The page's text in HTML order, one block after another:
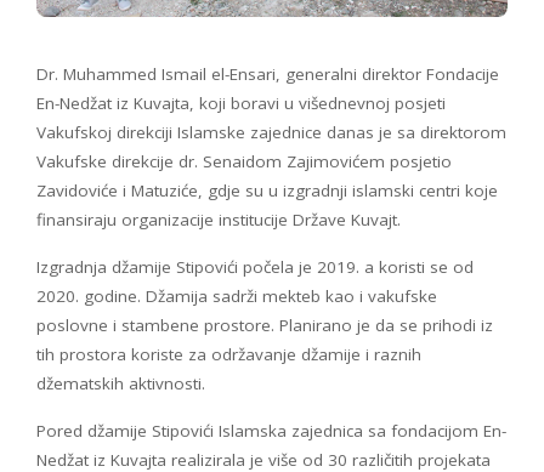
Dr. Muhammed Ismail el-Ensari, generalni direktor Fondacije
En-Nedžat iz Kuvajta, koji boravi u višednevnoj posjeti
Vakufskoj direkciji Islamske zajednice danas je sa direktorom
Vakufske direkcije dr. Senaidom Zajimovićem posjetio
Zavidoviće i Matuziće, gdje su u izgradnji islamski centri koje
finansiraju organizacije institucije Države Kuvajt.
Izgradnja džamije Stipovići počela je 2019. a koristi se od
2020. godine. Džamija sadrži mekteb kao i vakufske
poslovne i stambene prostore. Planirano je da se prihodi iz
tih prostora koriste za održavanje džamije i raznih
džematskih aktivnosti.
Pored džamije Stipovići Islamska zajednica sa fondacijom En-
Nedžat iz Kuvajta realizirala je više od 30 različitih projekata